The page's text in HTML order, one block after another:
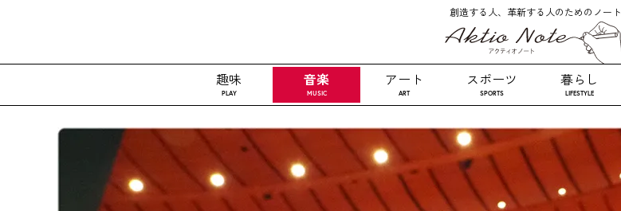
創造する人、革新する人のためのノート
趣味
PLAY
音楽
MUSIC
アート
ART
スポーツ
SPORTS
暮らし
LIFESTYLE